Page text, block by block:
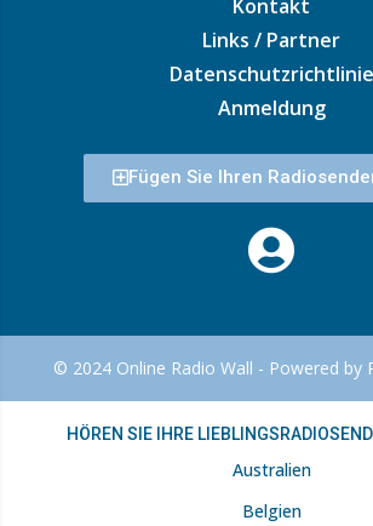
Kontakt
Links / Partner
Datenschutzrichtlinie
Anmeldung
Fügen Sie Ihren
© 2024 Online Radio Wall - Powered by
HÖREN SIE IHRE
Australien
Belgien